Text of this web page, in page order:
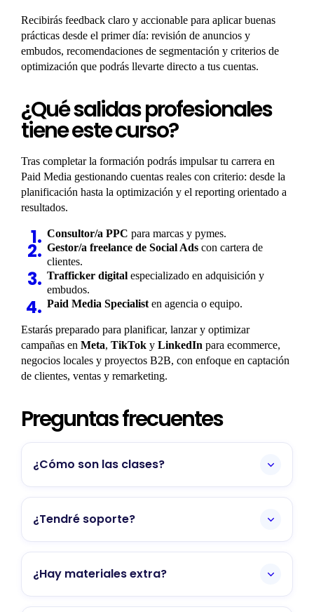
Recibirás feedback claro y accionable para aplicar buenas
prácticas desde el primer día: revisión de anuncios y
embudos, recomendaciones de segmentación y criterios de
optimización que podrás llevarte directo a tus cuentas.
¿Qué salidas profesionales
tiene este curso?
Tras completar la formación podrás impulsar tu carrera en
Paid Media gestionando cuentas reales con criterio: desde la
planificación hasta la optimización y el reporting orientado a
resultados.
Consultor/a PPC para marcas y pymes.
Gestor/a freelance de Social Ads con cartera de
clientes.
Trafficker digital especializado en adquisición y
embudos.
Paid Media Specialist en agencia o equipo.
Estarás preparado para planificar, lanzar y optimizar
campañas en Meta, TikTok y LinkedIn para ecommerce,
negocios locales y proyectos B2B, con enfoque en captación
de clientes, ventas y remarketing.
Preguntas frecuentes
¿Cómo son las clases?
En directo o clases grabadas. Dependiendo
de lo que te venga mejor a ti tienes la
Pregunta por nuestras convocatorias en
directo.
¿Tendré soporte?
Sí, con acompañamiento semanal y
resolución de dudas.
¿Hay materiales extra?
Plantillas, ejercicios y videotutoriales, con